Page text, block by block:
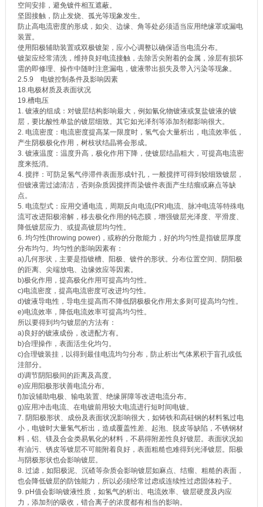
空间安排，避免镀件相互遮蔽。
坚固接触，防止发烧、孤光等现象发生。
防止高电流密度的形成，如尖、边缘、角等处必须适当应用绝缘罩或漏电
装置。
使用阳极辅助装置或双极镀架，应小心调整以确保适当电流分布。
镀架应经常清洗，维持良好电流接触，去除舌尖附着的金属，涂层有损坏
需的即修理、操作中随时注意漏电，镀液带出损失及带入污染等现象。
2.5.9 电镀控制条件及影响因素
18.电极材质及表面状况
19.槽电压
1. 镀液的组成：对镀层结构影响最大，例如氰化物镀液或复盐镀液的镀
层，要比酸性单盐的镀层细致。其它如光泽剂等添加剂都影响很大。
2. 电流密度：电流密度提高某一限度时，氢气会大量析出，电流效率低，
产生阴极极化作用，树枝状结晶将会形成。
3. 镀液温度：温度升高，极化作用下降，使镀层结晶粗大，可提高电流密
度来抵消。
4. 搅拌：可防足氢气停滞件表面形成针孔，一般搅拌可得到较细致镀层，
但镀液需过滤清洁，否则杂质因搅拌而染镀件表面产生结瘤或麻点等缺
点。
5. 电流型式：应用交通电流，周期反向电流(PR)电流、脉冲电流等特殊电
流可改进阳极溶解，移去极化作用的钝态膜，增强镀层光泽度、平滑度、
降低镀层应力、或提高镀层均匀性。
6. 均匀性(throwing power)，或称的分散能力，好的均匀性是指镀层厚度
分布均匀。均匀性的影响因素有：
a)几何形状，主要是指镀槽、阳极、镀件的形状。分布位置空间、阴阳极
的距离、尖端放电、边缘效应等因素。
b)极化作用，提高极化作用可提高均匀性。
c)电流密度，提高电流密度可改进均匀性。
d)镀液导电性，导电生提高而不降低阴极极化作用太多则可提高均匀性。
e)电流效率，降低电流效率可提高均匀性。
所以要得到均匀镀层的方法有：
a)良好的镀液成份，改进配方有。
b)合理操作，表面活生化均匀。
c)合理镀装挂，以得到最佳电流均匀分布，防止析出气体累积于盲孔或低
洼部分。
d)调节阴阳极间的距离及高度。
e)应用阳极形状善电流分布。
f)加设辅助电极、输电装置、绝缘屏障等改进电流分布。
g)应用冲击电流、在电镀前用较大电流进行短时间电镀。
7. 阴阳极形状、成份及表面状况影响很大，如铸铁和高硅钢的材料氢过电
小，电镀时大量氢气析出，造成覆盖性差、起泡、脱皮等缺陷，不锈钢材
料，铝、镁及合金类易氧化的材料，不易得附差性良好镀层。表面状况如
有油污、锈皮等镀层不可能附着良好，表面粗糙也难得到光泽镀层。阳极
与阴极形状也会影响镀层。
8. 过滤，如阳极泥、沉碴等杂质会影响镀层如麻点、结瘤、粗糙的表面，
也会降低镀层的防蚀能力，所以必须经常过虑或连续性过虑固体粒子。
9. pH值会影响镀液性质，如氢气的析出、电流效率、镀层硬度及内应
力，添加剂的吸收，错合离子的浓度都有相当的影响。